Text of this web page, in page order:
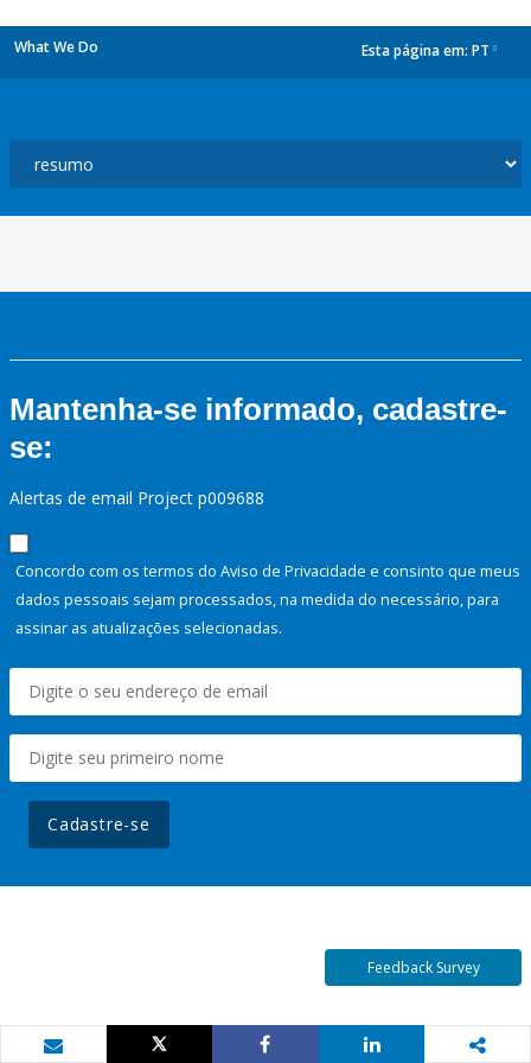
What We Do Esta página em: PT
Mantenha-se informado, cadastre-
se:
Alertas de email Project p009688
Concordo com os termos do Aviso de Privacidade e consinto que meus
dados pessoais sejam processados, na medida do necessário, para
assinar as atualizações selecionadas.
Cadastre-se
Feedback Survey